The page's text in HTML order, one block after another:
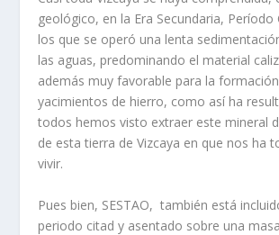
geológico, en la Era Secundaria, Período
los que se operó una lenta
las aguas, predominando el material
además muy favorable para la
yacimientos de hierro, como así ha
todos hemos visto extraer este mineral
de esta tierra de Vizcaya en que nos ha
vivir.
Pues bien, SESTAO, también está
periodo citad y asentado sobre una